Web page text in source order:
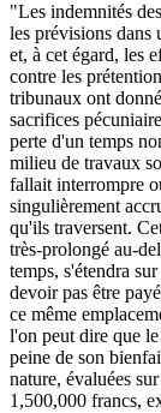
"Les indemnités
les prévisions dans
et, à cet égard, les
contre les
tribunaux ont
sacrifices
perte d'un temps
milieu de travaux
fallait interrompre
singulièrement
qu'ils traversent.
très-prolongé au-
temps, s'étendra
devoir pas être
ce même
l'on peut dire que
peine de son
nature, évaluées
1,500,000 francs,